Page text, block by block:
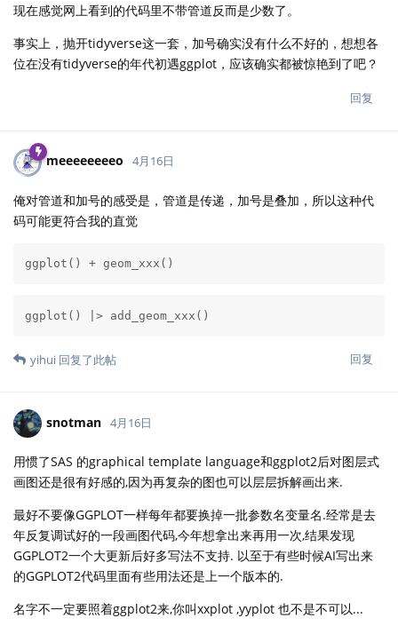
现在感觉网上看到的代码里不带管道反而是少数了。
事实上，抛开tidyverse这一套，加号确实没有什么不好的，想想各
位在没有tidyverse的年代初遇ggplot，应该确实都被惊艳到了吧？
回复
meeeeeeeeo 4月16日
俺对管道和加号的感受是，管道是传递，加号是叠加，所以这种代
码可能更符合我的直觉
ggplot() + geom_xxx()
ggplot() |> add_geom_xxx()
回复
yihui 回复了此帖
snotman 4月16日
用惯了SAS 的graphical template language和ggplot2后对图层式
画图还是很有好感的,因为再复杂的图也可以层层拆解画出来.
最好不要像GGPLOT一样每年都要换掉一批参数名变量名.经常是去
年反复调试好的一段画图代码,今年想拿出来再用一次,结果发现
GGPLOT2一个大更新后好多写法不支持. 以至于有些时候AI写出来
的GGPLOT2代码里面有些用法还是上一个版本的.
名字不一定要照着ggplot2来,你叫xxplot ,yyplot 也不是不可以...